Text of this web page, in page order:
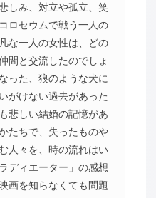
しみ、対立や孤立、笑
ロセウムで戦う一人の
な一人の女性は、どの
間と交流したのでしょ
った、狼のような犬に
がけない過去があった
悲しい結婚の記憶があ
たちで、失ったものや
人々を、時の流れはい
ディエーター」の感想
画を知らなくても問題